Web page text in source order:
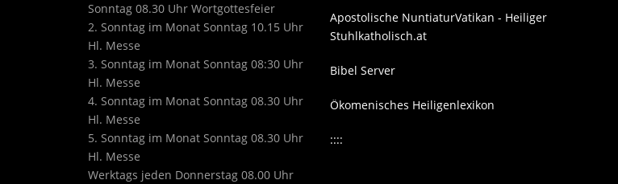
Sonntag 08.30 Uhr Wortgottesfeier
2. Sonntag im Monat Sonntag 10.15 Uhr
Hl. Messe
3. Sonntag im Monat Sonntag 08:30 Uhr
Hl. Messe
4. Sonntag im Monat Sonntag 08.30 Uhr
Hl. Messe
5. Sonntag im Monat Sonntag 08.30 Uhr
Hl. Messe
Werktags jeden Donnerstag 08.00 Uhr
Apostolische NuntiaturVatikan - Heiliger
Stuhlkatholisch.at
Bibel Server
Ökomenisches Heiligenlexikon
::::